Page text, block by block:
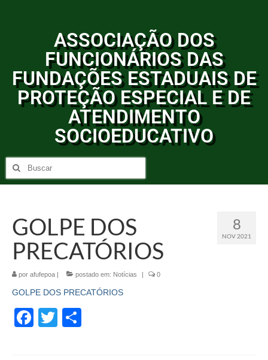
ASSOCIAÇÃO DOS
FUNCIONÁRIOS DAS
FUNDAÇÕES ESTADUAIS DE
PROTEÇÃO ESPECIAL E DE
ATENDIMENTO
SOCIOEDUCATIVO
8
NOV 2021
GOLPE DOS
PRECATÓRIOS
por afufepoa postado em: Notícias 0
GOLPE DOS PRECATÓRIOS
Facebook
Twitter